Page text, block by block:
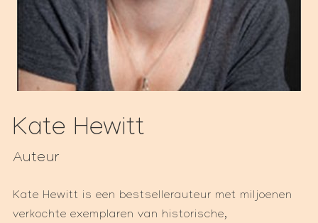
Kate Hewitt
Auteur
Kate Hewitt is een bestsellerauteur met miljoenen
verkochte exemplaren van historische,